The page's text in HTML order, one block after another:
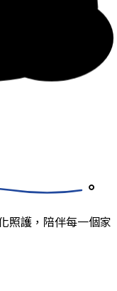
。
照護，陪伴每一個家